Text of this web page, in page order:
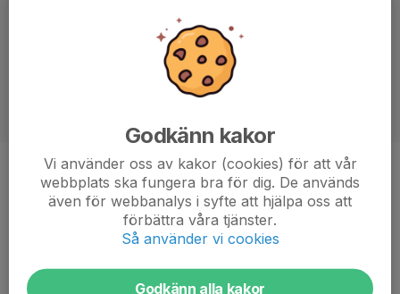
Ålder 14 år
Godkänn kakor
Vi använder oss av kakor (cookies) för att vår
webbplats ska fungera bra för dig. De används
även för webbanalys i syfte att hjälpa oss att
förbättra våra tjänster.
Så använder vi cookies
Godkänn alla kakor